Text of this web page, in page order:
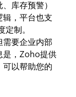
库存预警）
辑，平台也支
制。
需要企业内部
是，Zoho提供
可以帮助您的